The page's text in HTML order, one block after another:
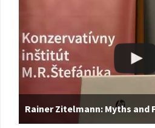
Rainer Zitelmann: Myths and